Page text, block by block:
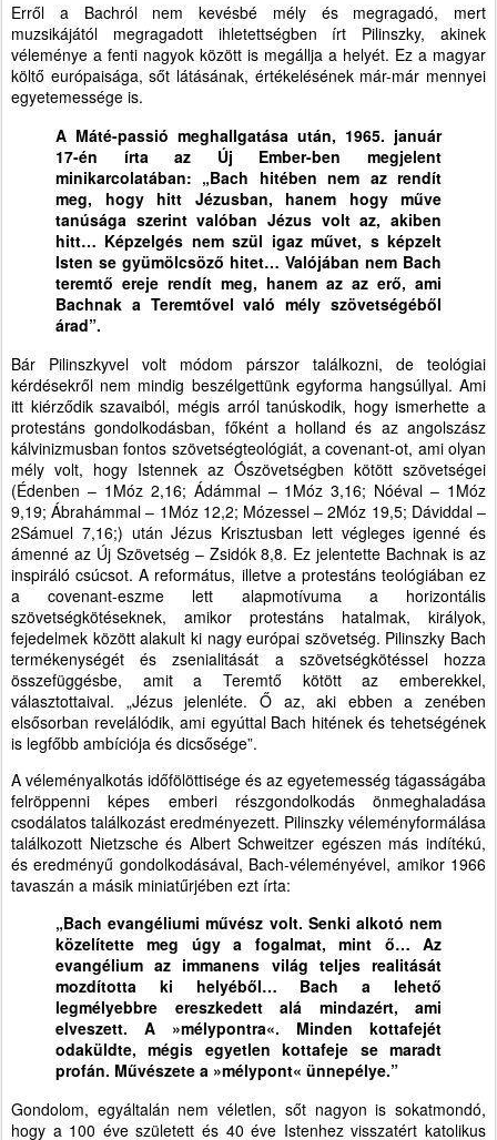
Erről a Bachról nem kevésbé mély és megragadó, mert
muzsikájától megragadott ihletettségben írt Pilinszky, akinek
véleménye a fenti nagyok között is megállja a helyét. Ez a magyar
költő európaisága, sőt látásának, értékelésének már-már mennyei
egyetemessége is.
A Máté-passió meghallgatása után, 1965. január
17-én írta az Új Ember-ben megjelent
minikarcolatában: „Bach hitében nem az rendít
meg, hogy hitt Jézusban, hanem hogy műve
tanúsága szerint valóban Jézus volt az, akiben
hitt… Képzelgés nem szül igaz művet, s képzelt
Isten se gyümölcsöző hitet… Valójában nem Bach
teremtő ereje rendít meg, hanem az az erő, ami
Bachnak a Teremtővel való mély szövetségéből
árad”.
Bár Pilinszkyvel volt módom párszor találkozni, de teológiai
kérdésekről nem mindig beszélgettünk egyforma hangsúllyal. Ami
itt kiérződik szavaiból, mégis arról tanúskodik, hogy ismerhette a
protestáns gondolkodásban, főként a holland és az angolszász
kálvinizmusban fontos szövetségteológiát, a covenant-ot, ami olyan
mély volt, hogy Istennek az Ószövetségben kötött szövetségei
(Édenben – 1Móz 2,16; Ádámmal – 1Móz 3,16; Nóéval – 1Móz
9,19; Ábrahámmal – 1Móz 12,2; Mózessel – 2Móz 19,5; Dáviddal –
2Sámuel 7,16;) után Jézus Krisztusban lett végleges igenné és
ámenné az Új Szövetség – Zsidók 8,8. Ez jelentette Bachnak is az
inspiráló csúcsot. A református, illetve a protestáns teológiában ez
a covenant-eszme lett alapmotívuma a horizontális
szövetségkötéseknek, amikor protestáns hatalmak, királyok,
fejedelmek között alakult ki nagy európai szövetség. Pilinszky Bach
termékenységét és zsenialitását a szövetségkötéssel hozza
összefüggésbe, amit a Teremtő kötött az emberekkel,
választottaival. „Jézus jelenléte. Ő az, aki ebben a zenében
elsősorban revelálódik, ami egyúttal Bach hitének és tehetségének
is legfőbb ambíciója és dicsősége”.
A véleményalkotás időfölöttisége és az egyetemesség tágasságába
felröppenni képes emberi részgondolkodás önmeghaladása
csodálatos találkozást eredményezett. Pilinszky véleményformálása
találkozott Nietzsche és Albert Schweitzer egészen más indítékú,
és eredményű gondolkodásával, Bach-véleményével, amikor 1966
tavaszán a másik miniatűrjében ezt írta:
„Bach evangéliumi művész volt. Senki alkotó nem
közelítette meg úgy a fogalmat, mint ő… Az
evangélium az immanens világ teljes realitását
mozdította ki helyéből… Bach a lehető
legmélyebbre ereszkedett alá mindazért, ami
elveszett. A »mélypontra«. Minden kottafejét
odaküldte, mégis egyetlen kottafeje se maradt
profán. Művészete a »mélypont« ünnepélye.”
Gondolom, egyáltalán nem véletlen, sőt nagyon is sokatmondó,
hogy a 100 éve született és 40 éve Istenhez visszatért katolikus